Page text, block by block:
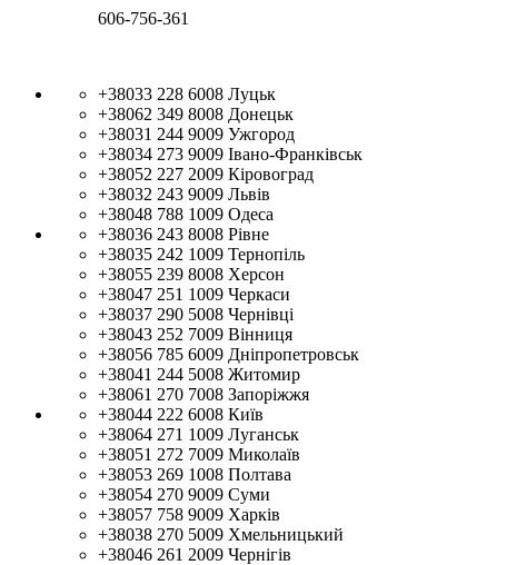
606-756-361
+38033 228 6008 Луцьк
+38062 349 8008 Донецьк
+38031 244 9009 Ужгород
+38034 273 9009 Івано-Франківськ
+38052 227 2009 Кіровоград
+38032 243 9009 Львів
+38048 788 1009 Одеса
+38036 243 8008 Рівне
+38035 242 1009 Тернопіль
+38055 239 8008 Херсон
+38047 251 1009 Черкаси
+38037 290 5008 Чернівці
+38043 252 7009 Вінниця
+38056 785 6009 Дніпропетровськ
+38041 244 5008 Житомир
+38061 270 7008 Запоріжжя
+38044 222 6008 Київ
+38064 271 1009 Луганськ
+38051 272 7009 Миколаїв
+38053 269 1008 Полтава
+38054 270 9009 Суми
+38057 758 9009 Харків
+38038 270 5009 Хмельницький
+38046 261 2009 Чернігів